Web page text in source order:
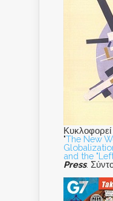
Κυκλοφορεί
"The New
and the
Press.